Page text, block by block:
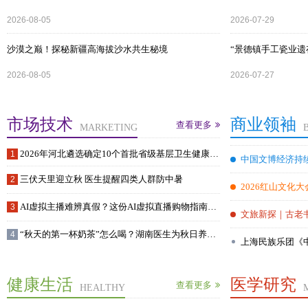
2026-08-05
沙漠之巅！探秘新疆高海拔沙水共生秘境
2026-08-05
2026-07-29
“景德镇手工瓷业
2026-07-27
市场技术 MARKETING 查看更多
合试验区
三伏天里迎立秋 医生提醒四类人群防中暑
收好
商业领袖
中国文博经济持
2026红山文化大
文旅新探｜古老
上海民族乐团《
健康生活 HEALTHY 查看更多 医学研究